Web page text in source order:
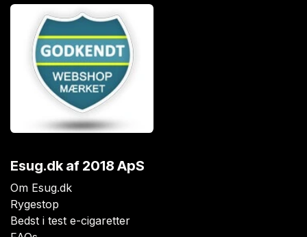
Esug.dkaf 2018 ApS
Om Esug.dk
Rygestop
Bedst i test e-cigaretter